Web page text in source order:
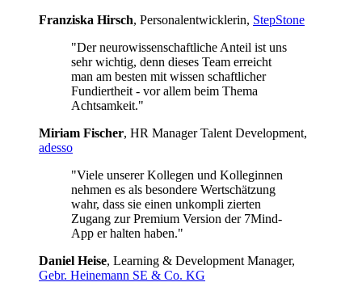
Franziska Hirsch, Personalentwicklerin, StepStone
"Der neurowissenschaftliche Anteil ist uns
sehr wichtig, denn dieses Team erreicht
man am besten mit wissen schaftlicher
Fundiertheit - vor allem beim Thema
Achtsamkeit."
Miriam Fischer, HR Manager Talent Development,
adesso
"Viele unserer Kollegen und Kolleginnen
nehmen es als besondere Wertschätzung
wahr, dass sie einen unkompli zierten
Zugang zur Premium Version der 7Mind-
App er halten haben."
Daniel Heise, Learning & Development Manager,
Gebr. Heinemann SE & Co. KG